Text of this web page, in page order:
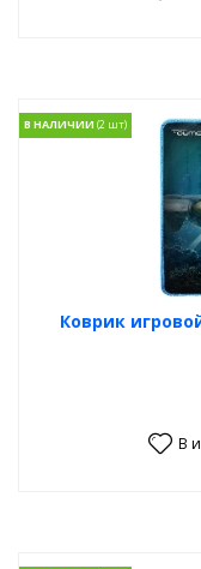
Коврик игровой
В НАЛИЧИИ
В